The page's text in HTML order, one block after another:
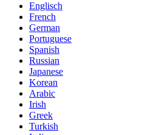
Englisch
French
German
Portuguese
Spanish
Russian
Japanese
Korean
Arabic
Irish
Greek
Turkish